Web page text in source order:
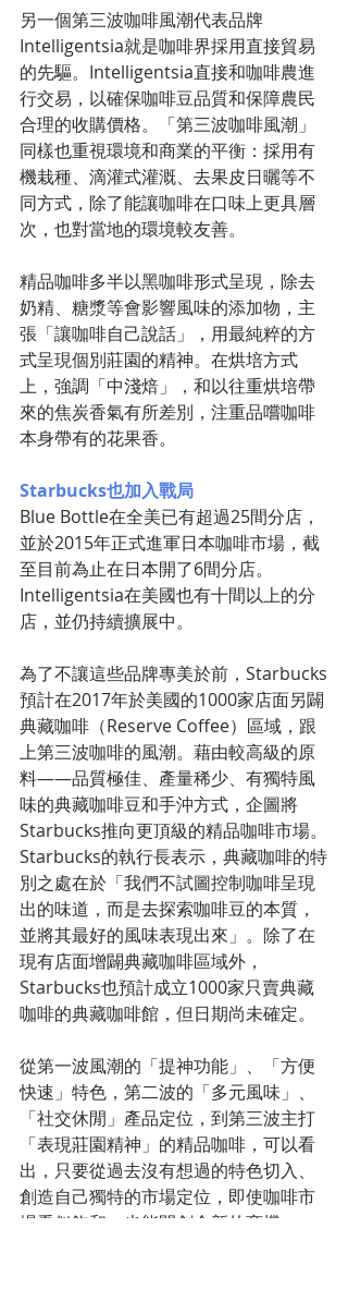
另一個第三波咖啡風潮代表品牌
Intelligentsia就是咖啡界採用直接貿易
的先驅。Intelligentsia直接和咖啡農進
行交易，以確保咖啡豆品質和保障農民
合理的收購價格。「第三波咖啡風潮」
同樣也重視環境和商業的平衡：採用有
機栽種、滴灌式灌溉、去果皮日曬等不
同方式，除了能讓咖啡在口味上更具層
次，也對當地的環境較友善。
精品咖啡多半以黑咖啡形式呈現，除去
奶精、糖漿等會影響風味的添加物，主
張「讓咖啡自己說話」，用最純粹的方
式呈現個別莊園的精神。在烘培方式
上，強調「中淺焙」，和以往重烘培帶
來的焦炭香氣有所差別，注重品嚐咖啡
本身帶有的花果香。
Starbucks也加入戰局
Blue Bottle在全美已有超過25間分店，
並於2015年正式進軍日本咖啡市場，截
至目前為止在日本開了6間分店。
Intelligentsia在美國也有十間以上的分
店，並仍持續擴展中。
為了不讓這些品牌專美於前，Starbucks
預計在2017年於美國的1000家店面另闢
典藏咖啡（Reserve Coffee）區域，跟
上第三波咖啡的風潮。藉由較高級的原
料——品質極佳、產量稀少、有獨特風
味的典藏咖啡豆和手沖方式，企圖將
Starbucks推向更頂級的精品咖啡市場。
Starbucks的執行長表示，典藏咖啡的特
別之處在於「我們不試圖控制咖啡呈現
出的味道，而是去探索咖啡豆的本質，
並將其最好的風味表現出來」。除了在
現有店面增闢典藏咖啡區域外，
Starbucks也預計成立1000家只賣典藏
咖啡的典藏咖啡館，但日期尚未確定。
從第一波風潮的「提神功能」、「方便
快速」特色，第二波的「多元風味」、
「社交休閒」產品定位，到第三波主打
「表現莊園精神」的精品咖啡，可以看
出，只要從過去沒有想過的特色切入、
創造自己獨特的市場定位，即使咖啡市
場看似飽和，也能開創全新的商機。